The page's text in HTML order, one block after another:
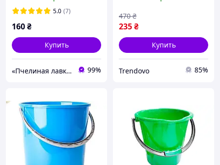
хранения
5.0 (7)
160₴
Купить
«Пчелиная лавка.Семейная пасека Галатюка О.Е.»: мед натуральный и все для пасеки в одном месте! 99%
235₴
470 ₴
Купить
Trendovo 85%